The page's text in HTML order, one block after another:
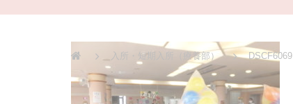
入所・短期入所（療養部） DSCF6069